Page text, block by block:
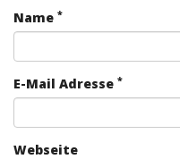
Name *
E-Mail Adresse *
Webseite